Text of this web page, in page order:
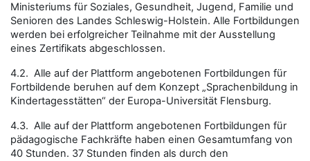
Ministeriums für Soziales, Gesundheit, Jugend, Familie und
Senioren des Landes Schleswig-Holstein. Alle Fortbildungen
werden bei erfolgreicher Teilnahme mit der Ausstellung
eines Zertifikats abgeschlossen.
4.2. Alle auf der Plattform angebotenen Fortbildungen für
Fortbildende beruhen auf dem Konzept „Sprachenbildung in
Kindertagesstätten“ der Europa-Universität Flensburg.
4.3. Alle auf der Plattform angebotenen Fortbildungen für
pädagogische Fachkräfte haben einen Gesamtumfang von
40 Stunden. 37 Stunden finden als durch den